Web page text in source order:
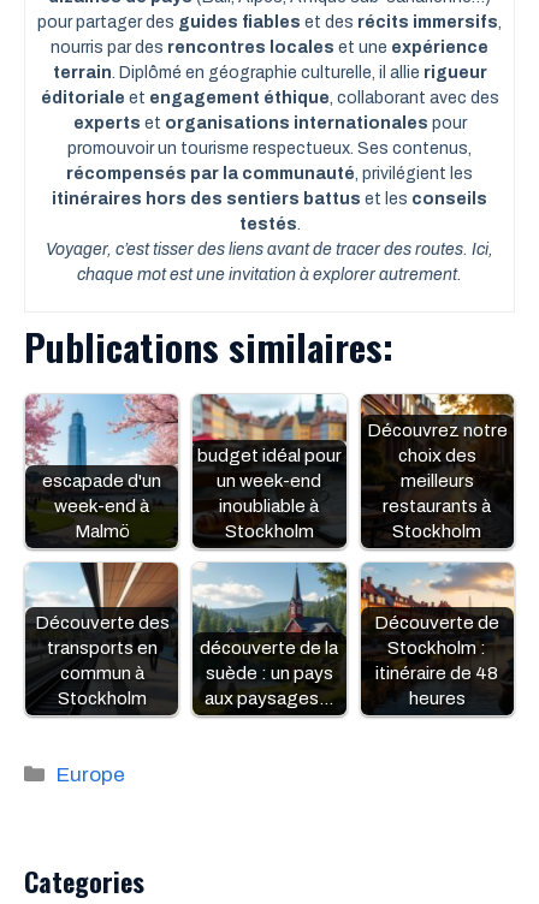
pour partager des guides fiables et des récits immersifs,
nourris par des rencontres locales et une expérience
terrain. Diplômé en géographie culturelle, il allie rigueur
éditoriale et engagement éthique, collaborant avec des
experts et organisations internationales pour
promouvoir un tourisme respectueux. Ses contenus,
récompensés par la communauté, privilégient les
itinéraires hors des sentiers battus et les conseils
testés.
Voyager, c’est tisser des liens avant de tracer des routes. Ici,
chaque mot est une invitation à explorer autrement.
Publications similaires:
escapade d'un
week-end à
Malmö
budget idéal pour
un week-end
inoubliable à
Stockholm
Découvrez notre
choix des
meilleurs
restaurants à
Stockholm
Découverte des
transports en
commun à
Stockholm
découverte de la
suède : un pays
aux paysages…
Découverte de
Stockholm :
itinéraire de 48
heures
Catégories
Europe
Categories